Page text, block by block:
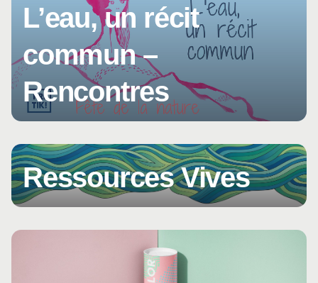
L’eau, un récit
commun –
Rencontres
Ressources Vives